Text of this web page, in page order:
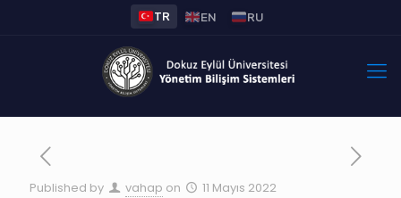
TR EN RU
Published by vahap on 11 Mayıs 2022